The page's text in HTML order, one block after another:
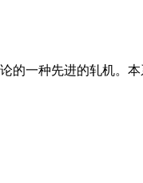
的一种先进的轧机。